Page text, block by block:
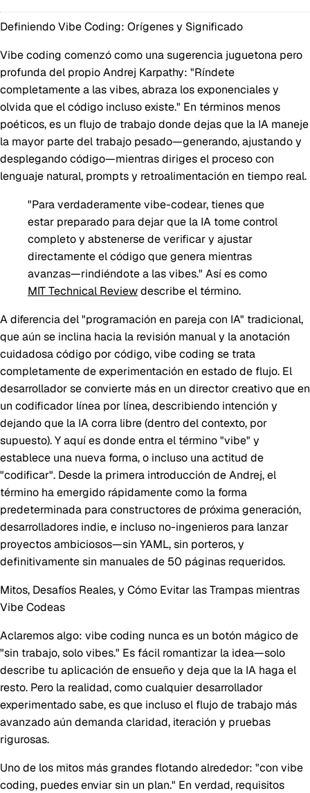
Definiendo Vibe Coding: Orígenes y Significado
Vibe coding comenzó como una sugerencia juguetona pero
profunda del propio Andrej Karpathy: "Ríndete
completamente a las vibes, abraza los exponenciales y
olvida que el código incluso existe." En términos menos
poéticos, es un flujo de trabajo donde dejas que la IA maneje
la mayor parte del trabajo pesado—generando, ajustando y
desplegando código—mientras diriges el proceso con
lenguaje natural, prompts y retroalimentación en tiempo real.
"Para verdaderamente vibe-codear, tienes que
estar preparado para dejar que la IA tome control
completo y abstenerse de verificar y ajustar
directamente el código que genera mientras
avanzas—rindiéndote a las vibes." Así es como
MIT Technical Reviewdescribe el término.
A diferencia del "programación en pareja con IA" tradicional,
que aún se inclina hacia la revisión manual y la anotación
cuidadosa código por código, vibe coding se trata
completamente de experimentación en estado de flujo. El
desarrollador se convierte más en un director creativo que en
un codificador línea por línea, describiendo intención y
dejando que la IA corra libre (dentro del contexto, por
supuesto). Y aquí es donde entra el término "vibe" y
establece una nueva forma, o incluso una actitud de
"codificar". Desde la primera introducción de Andrej, el
término ha emergido rápidamente como la forma
predeterminada para constructores de próxima generación,
desarrolladores indie, e incluso no-ingenieros para lanzar
proyectos ambiciosos—sin YAML, sin porteros, y
definitivamente sin manuales de 50 páginas requeridos.
Mitos, Desafíos Reales, y Cómo Evitar las Trampas mientras
Vibe Codeas
Aclaremos algo: vibe coding nunca es un botón mágico de
"sin trabajo, solo vibes." Es fácil romantizar la idea—solo
describe tu aplicación de ensueño y deja que la IA haga el
resto. Pero la realidad, como cualquier desarrollador
experimentado sabe, es que incluso el flujo de trabajo más
avanzado aún demanda claridad, iteración y pruebas
rigurosas.
Uno de los mitos más grandes flotando alrededor: "con vibe
coding, puedes enviar sin un plan." En verdad, requisitos